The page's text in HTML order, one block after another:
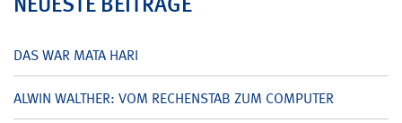
DAS WAR MATA HARI
ALWIN WALTHER: VOM RECHENSTAB ZUM COMPUTER